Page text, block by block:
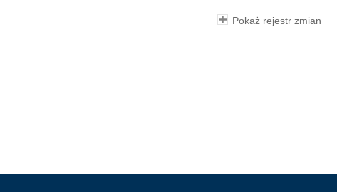
Pokaż rejestr zmian